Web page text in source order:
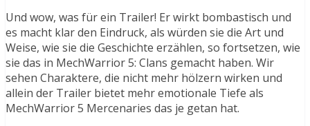
Und wow, was für ein Trailer! Er wirkt bombastisch und
es macht klar den Eindruck, als würden sie die Art und
Weise, wie sie die Geschichte erzählen, so fortsetzen, wie
sie das in MechWarrior 5: Clans gemacht haben. Wir
sehen Charaktere, die nicht mehr hölzern wirken und
allein der Trailer bietet mehr emotionale Tiefe als
MechWarrior 5 Mercenaries das je getan hat.